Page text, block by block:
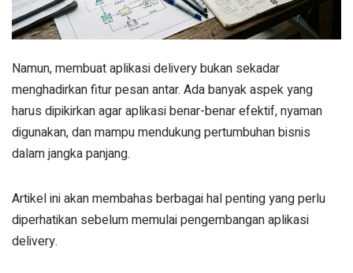
Namun, membuat aplikasi delivery bukan sekadar
menghadirkan fitur pesan antar. Ada banyak aspek yang
harus dipikirkan agar aplikasi benar-benar efektif, nyaman
digunakan, dan mampu mendukung pertumbuhan bisnis
dalam jangka panjang.
Artikel ini akan membahas berbagai hal penting yang perlu
diperhatikan sebelum memulai pengembangan aplikasi
delivery.